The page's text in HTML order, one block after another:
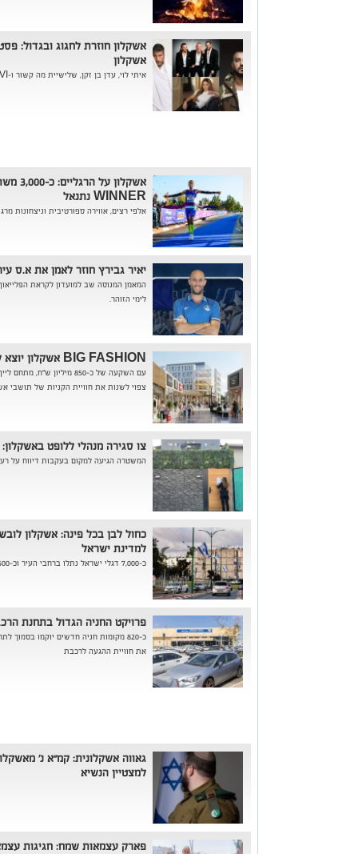
אשקלון
איתי לוי, עדן בן זקן, שלישיית מה קשור ו-DJ ZEHAVI בערב מטורף של הופעות חיות...
WINNER נתנאל
אלפי רצים, אווירה ספורטיבית וניצחונות
יאיר גבירץ חוזר לאמן את א.ס
המאמן המנוסה שב למועדון לקראת
לימי הזוהר.
BIG FASHION אשקלון יוצא לדרך:
עם השקעה של כ-850 מיליון
צפוי לשנות את חוויית הקניות של תושבי
צו סגירה מנהלי ללופט באשקלון:
המשטרה הגיעה למקום בעקבות דיווח על
למדינת ישראל
כ-7,000 דגלי ישראל נתלו ברחבי העיר וכ-8,500 מטרים של גרילנדות מאירות את השד...
פרויקט החניה הגדול בתחנת
כ-820 מקומות חניה חדשים יוקמו
את חוויית ההגעה לרכבת
גאווה אשקלונית: קמ״א נ׳
למצטיין הנשיא
פארק עצמאות שמח: חגיגות